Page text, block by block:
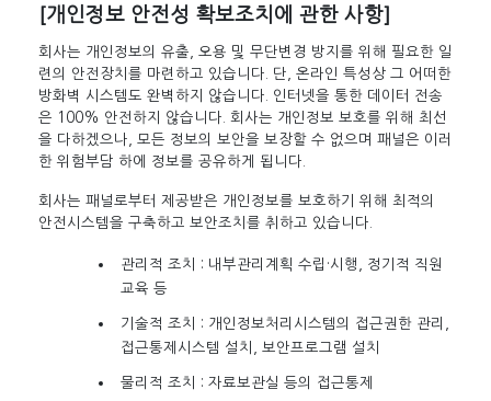
[개인정보 안전성 확보조치에 관한 사항]
회사는 개인정보의 유출, 오용 및 무단변경 방지를 위해 필요한 일
련의 안전장치를 마련하고 있습니다. 단, 온라인 특성상 그 어떠한
방화벽 시스템도 완벽하지 않습니다. 인터넷을 통한 데이터 전송
은 100% 안전하지 않습니다. 회사는 개인정보 보호를 위해 최선
을 다하겠으나, 모든 정보의 보안을 보장할 수 없으며 패널은 이러
한 위험부담 하에 정보를 공유하게 됩니다.
회사는 패널로부터 제공받은 개인정보를 보호하기 위해 최적의
안전시스템을 구축하고 보안조치를 취하고 있습니다.
관리적 조치 : 내부관리계획 수립·시행, 정기적 직원
교육 등
기술적 조치 : 개인정보처리시스템의 접근권한 관리,
접근통제시스템 설치, 보안프로그램 설치
물리적 조치 : 자료보관실 등의 접근통제